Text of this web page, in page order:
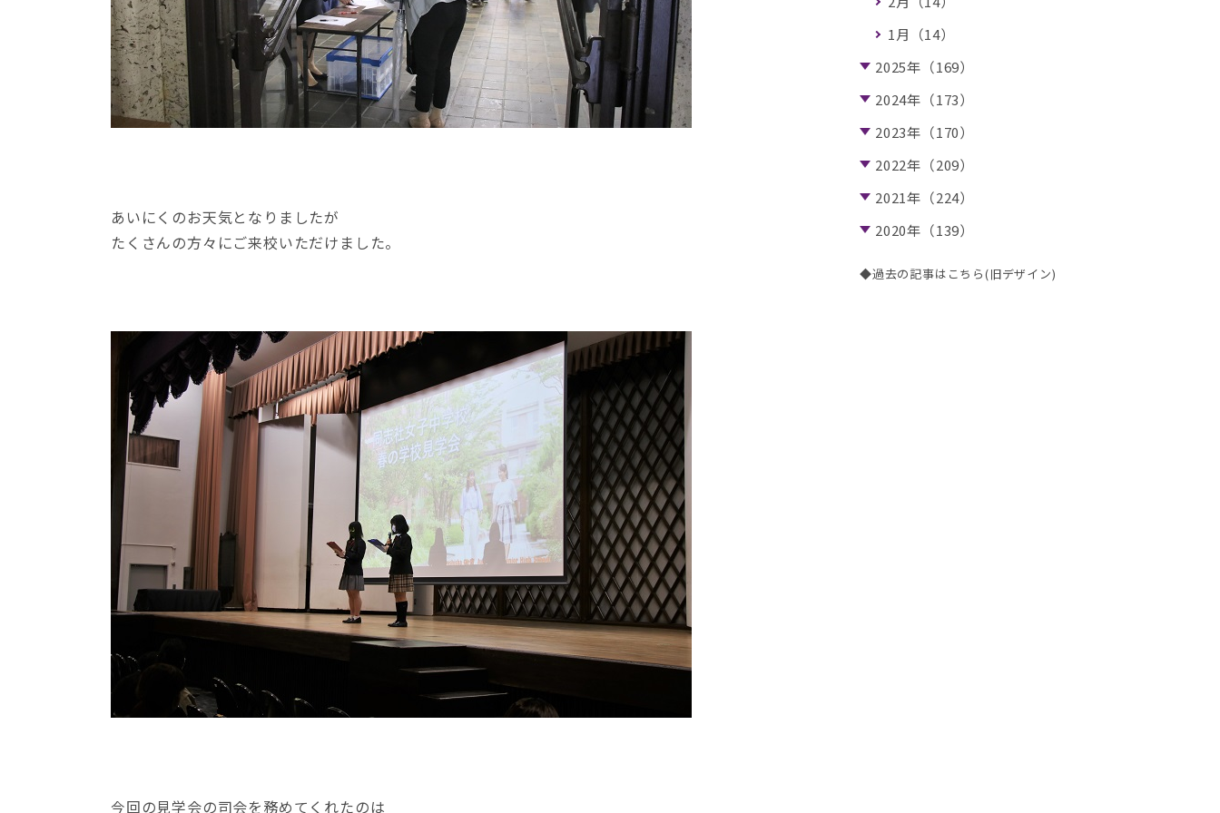
あいにくのお天気となりましたが
たくさんの方々にご来校いただけました。
今回の見学会の司会を務めてくれたのは
1月（14）
2025年（169）
2024年（173）
2023年（170）
2022年（209）
2021年（224）
2020年（139）
◆過去の記事はこちら(旧デザイン)